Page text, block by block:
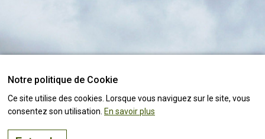
Notre politique de Cookie
Ce site utilise des cookies. Lorsque vous naviguez sur le site, vous
consentez son utilisation. En savoir plus
Le bon endroit pour
Suivez toutes lesactualités !